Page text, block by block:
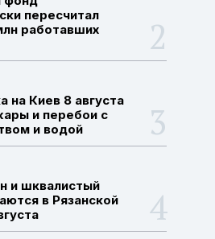
пересчитал
работавших
на Киев 8 августа
и перебои с
и водой
и шквалистый
в Рязанской